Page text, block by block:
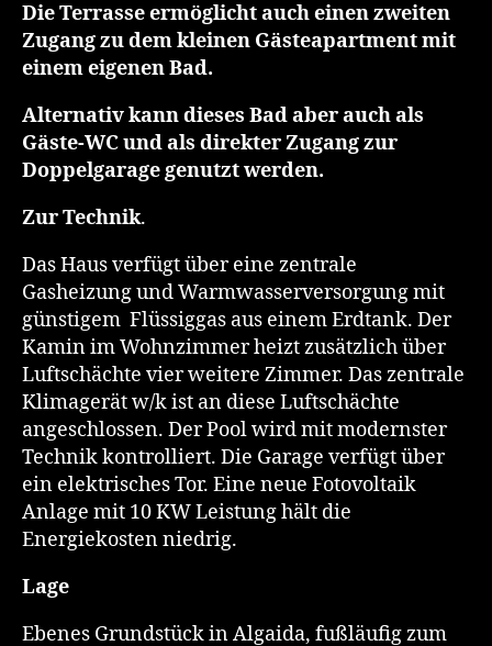
Die Terrasse ermöglicht auch einen zweiten
Zugang zu dem kleinen Gästeapartment mit
einem eigenen Bad.
Alternativ kann dieses Bad aber auch als
Gäste-WC und als direkter Zugang zur
Doppelgarage genutzt werden.
Zur Technik.
Das Haus verfügt über eine zentrale
Gasheizung und Warmwasserversorgung mit
günstigem Flüssiggas aus einem Erdtank. Der
Kamin im Wohnzimmer heizt zusätzlich über
Luftschächte vier weitere Zimmer. Das zentrale
Klimagerät w/k ist an diese Luftschächte
angeschlossen. Der Pool wird mit modernster
Technik kontrolliert. Die Garage verfügt über
ein elektrisches Tor. Eine neue Fotovoltaik
Anlage mit 10 KW Leistung hält die
Energiekosten niedrig.
Lage
Ebenes Grundstück in Algaida, fußläufig zum